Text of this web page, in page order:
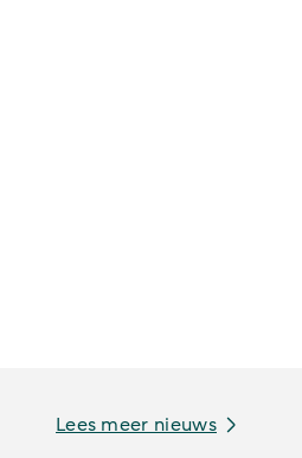
Lees meer nieuws